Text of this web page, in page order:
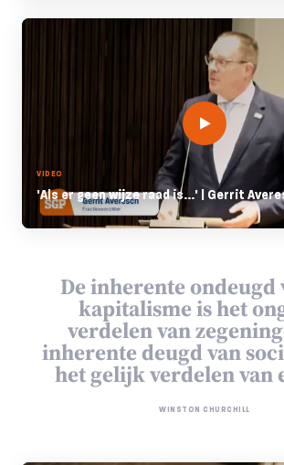
VIDEO
'Als er geen wijze raad is...' | Gerrit
De inherente ondeugd
kapitalisme is het
verdelen van
inherente deugd van
het gelijk verdelen van
WINSTON CHURCHILL